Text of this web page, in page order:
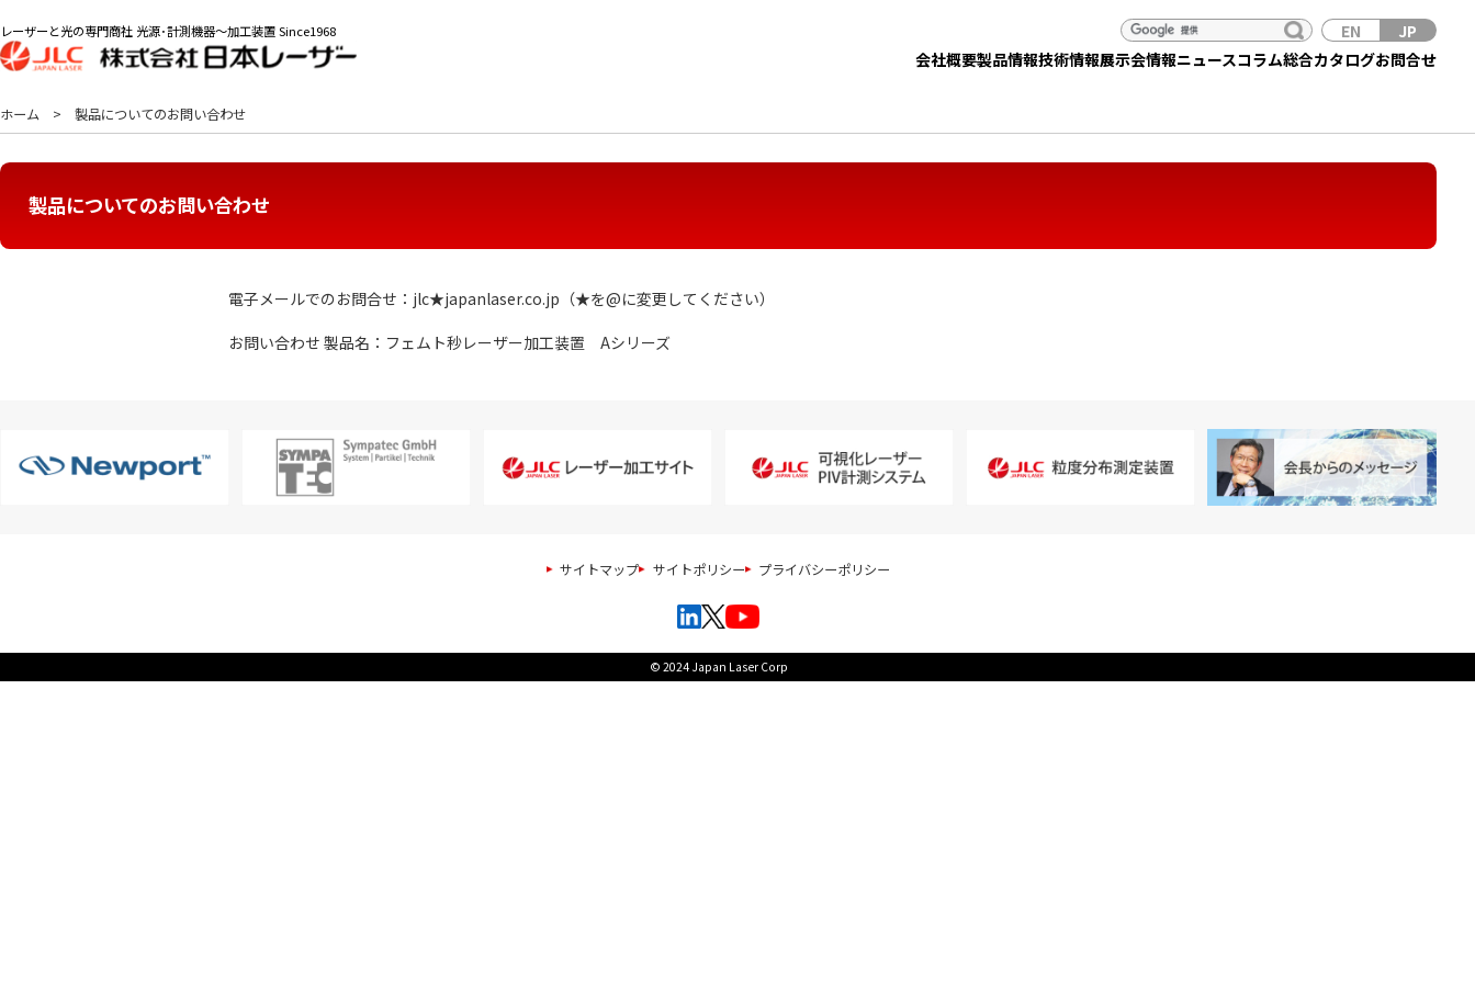
レーザーと光の専門商社 光源･計測機器～加工装置 Since1968
会社概要製品情報技術情報展示会情報ニュースコラム総合カタログお問合せ
EN JP
ホーム 製品についてのお問い合わせ
製品についてのお問い合わせ
電子メールでのお問合せ：jlc★japanlaser.co.jp（★を@に変更してください）
お問い合わせ 製品名：フェムト秒レーザー加工装置 Aシリーズ
サイトマップ サイトポリシー プライバシーポリシー
© 2024 Japan Laser Corp